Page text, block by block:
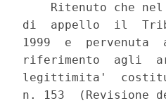
Ritenuto che
di  appello  il
1999  e
riferimento  agli
legittimita'
n. 153  (Revisione